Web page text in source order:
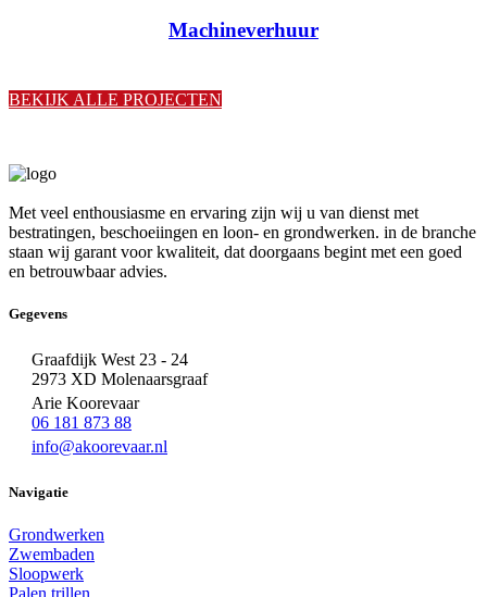
Machineverhuur
BEKIJK ALLE PROJECTEN
Met veel enthousiasme en ervaring zijn wij u van dienst met
bestratingen, beschoeiingen en loon- en grondwerken. in de branche
staan wij garant voor kwaliteit, dat doorgaans begint met een goed
en betrouwbaar advies.
Gegevens
Graafdijk West 23 - 24
2973 XD Molenaarsgraaf
Arie Koorevaar
06 181 873 88
info@akoorevaar.nl
Navigatie
Grondwerken
Zwembaden
Sloopwerk